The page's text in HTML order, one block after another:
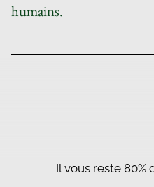
humains.
Il vous reste 80%